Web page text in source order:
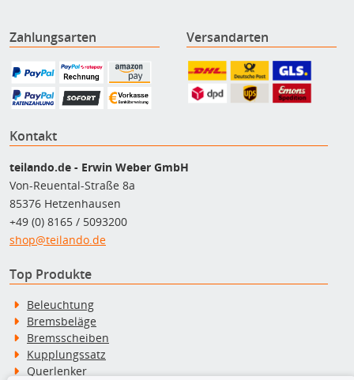
Zahlungsarten Versandarten
Kontakt
teilando.de - Erwin Weber GmbH
Von-Reuental-Straße 8a
85376 Hetzenhausen
+49 (0) 8165 / 5093200
shop@teilando.de
Top Produkte
Beleuchtung
Bremsbeläge
Bremsscheiben
Kupplungssatz
Querlenker